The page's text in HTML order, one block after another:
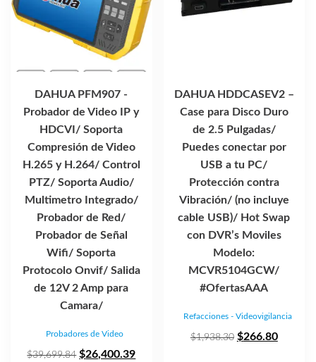
DAHUA PFM907 -
Probador de Video IP y
HDCVI/ Soporta
Compresión de Video
H.265 y H.264/ Control
PTZ/ Soporta Audio/
Multimetro Integrado/
Probador de Red/
Probador de Señal
Wifi/ Soporta
Protocolo Onvif/ Salida
de 12V 2 Amp para
Camara/
Probadores de Video
$39,699.84 El
$26,400.39El
DAHUA HDDCASEV2 –
Case para Disco Duro
de 2.5 Pulgadas/
Puedes conectar por
USB a tu PC/
Protección contra
Vibración/ (no incluye
cable USB)/ Hot Swap
con DVR’s Moviles
Modelo:
MCVR5104GCW/
#OfertasAAA
Refacciones - Videovigilancia
$1,938.30 El
$266.80El